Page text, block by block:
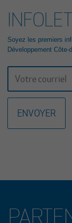
23 mars 2026
GALA
PORTÉE PAR
retour pour célébrer
entrepreneurs,
nous avons le plaisir
R. Boies de Beaupré
4 février 2026
La Municipalité
Soyez les premiers
Développement Côte-